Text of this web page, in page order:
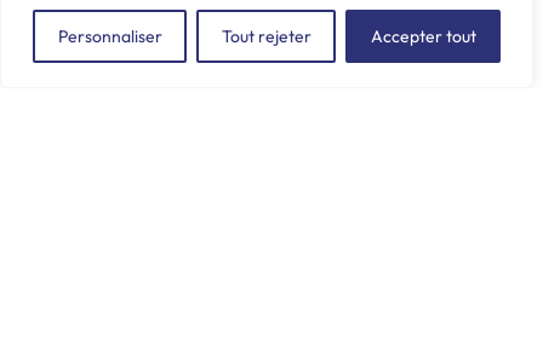
Personnaliser Tout rejeter Accepter tout